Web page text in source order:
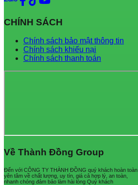
CHÍNH SÁCH
Chính sách bảo mật thông tin
Chính sách khiếu nại
Chính sách thanh toán
Về Thành Đồng Group
Đến với CÔNG TY THÀNH ĐỒNG quý khách hoàn toàn
yên tâm về chất lượng, uy tín, giá cả hợp lý, an toàn,
nhanh chóng đảm bảo làm hài lòng Quý khách